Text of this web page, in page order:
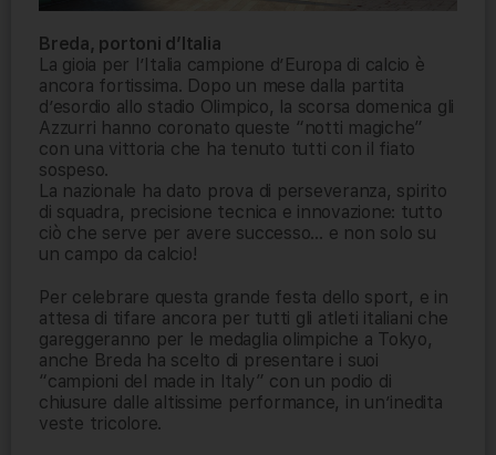
Breda, portoni d’Italia
La gioia per l’Italia campione d’Europa di calcio è
ancora fortissima. Dopo un mese dalla partita
d’esordio allo stadio Olimpico, la scorsa domenica gli
Azzurri hanno coronato queste “notti magiche”
con una vittoria che ha tenuto tutti con il fiato
sospeso.
La nazionale ha dato prova di perseveranza, spirito
di squadra, precisione tecnica e innovazione: tutto
ciò che serve per avere successo… e non solo su
un campo da calcio!
Per celebrare questa grande festa dello sport, e in
attesa di tifare ancora per tutti gli atleti italiani che
gareggeranno per le medaglia olimpiche a Tokyo,
anche Breda ha scelto di presentare i suoi
“campioni del made in Italy” con un podio di
chiusure dalle altissime performance, in un’inedita
veste tricolore.